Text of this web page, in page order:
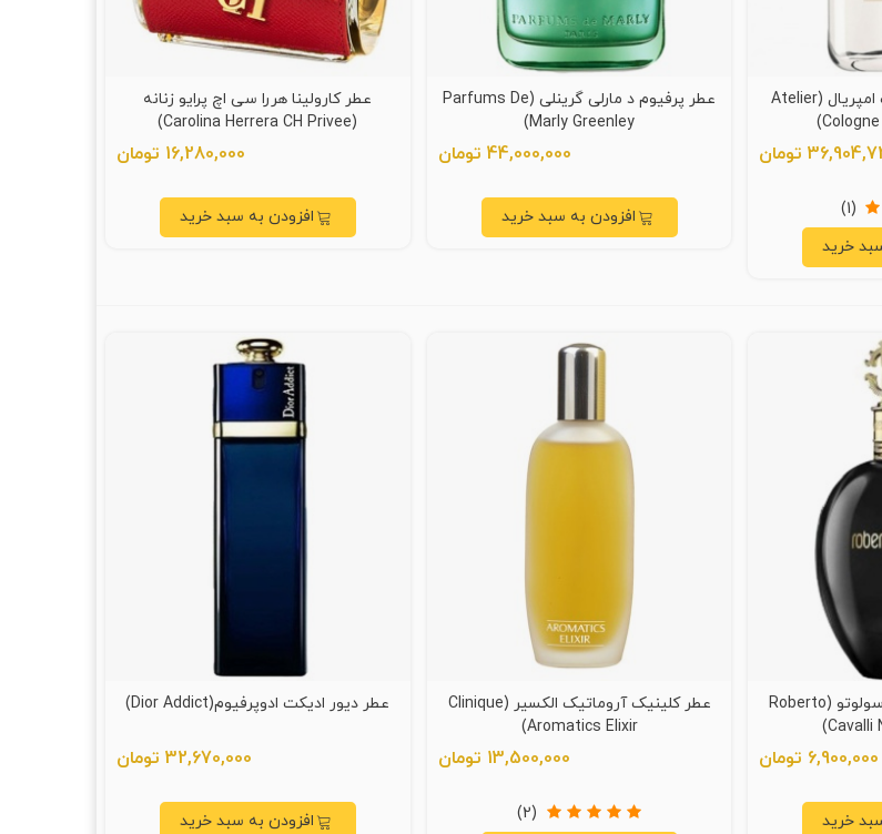
عطر آتلیه کلون ماسک امپریال (Atelier
تومان
(1)
خرید
عطر پرفیوم د مارلی گرینلی (Parfums De
Marly Greenley)
44,000,000 تومان
افزودن به سبد خرید
عطر کارولینا هررا سی اچ پرایو زنانه
(Carolina Herrera CH Privee)
16,280,000 تومان
افزودن به سبد خرید
عطر روبرتو کاوالی نرو اسولوتو (Roberto
Cavalli
6,900,000 تومان
خرید
عطر کلینیک آروماتیک الکسیر (Clinique
Aromatics Elixir)
13,500,000 تومان
(2)
عطر دیور ادیکت ادوپرفیوم(Dior Addict)
32,670,000 تومان
افزودن به سبد خرید